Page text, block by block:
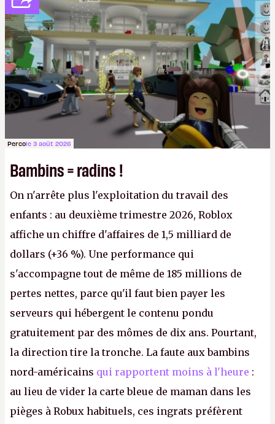
l'obligation de publier ses bilans. Encore une
victoire pour la transparence.P.
Percole 3 août 2026
Bambins = radins !
On n'arrête plus l'exploitation du travail des
enfants : au deuxième trimestre 2026, Roblox
affiche un chiffre d'affaires de 1,5 milliard de
dollars (+36 %). Une performance qui
s'accompagne tout de même de 185 millions de
pertes nettes, parce qu'il faut bien payer les
serveurs qui hébergent le contenu pondu
gratuitement par des mômes de dix ans. Pourtant,
la direction tire la tronche. La faute aux bambins
nord-américains qui rapportent moins à l'heure :
au lieu de vider la carte bleue de maman dans les
pièges à Robux habituels, ces ingrats préfèrent